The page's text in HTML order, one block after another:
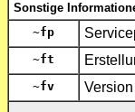
Sonstige
~fp
~ft
~fv